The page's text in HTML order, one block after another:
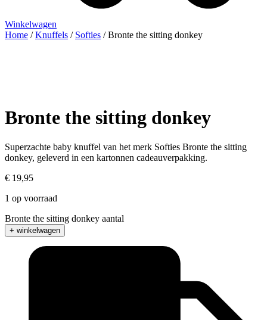
Winkelwagen
Home /Knuffels / Softies / Bronte the sitting donkey
Bronte the sitting donkey
Superzachte baby knuffel van het merk Softies Bronte the sitting
donkey, geleverd in een kartonnen cadeauverpakking.
€ 19,95
1 op voorraad
Bronte the sitting donkey aantal
+ winkelwagen